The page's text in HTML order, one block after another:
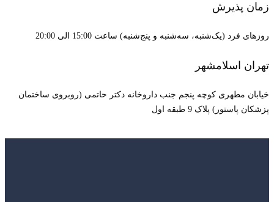
زمان پذیرش
روزهای فرد (یک‌شنبه، سه‌شنبه و پنج‌شنبه) ساعت 15:00 الی 20:00
تهران اسلامشهر
خیابان مطهری کوچه پنجم جنب داروخانه دکتر حاتمی (روبروی ساختمان
پزشکان پاستور) پلاک 9 طبقه اول